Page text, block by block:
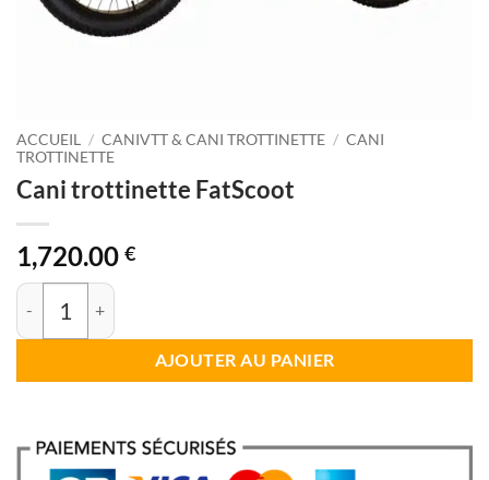
ACCUEIL / CANIVTT & CANI TROTTINETTE / CANI
TROTTINETTE
Cani trottinette FatScoot
1,720.00 €
quantité de Cani trottinette FatScoot
AJOUTER AU PANIER